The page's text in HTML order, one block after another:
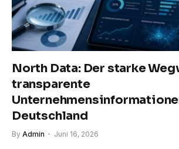
North Data: Der starke
transparente
Deutschland
By Admin Juni 16, 2026